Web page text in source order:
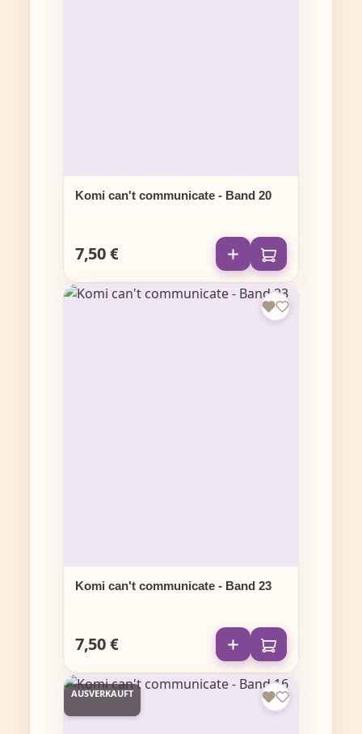
Komi can't communicate - Band 20
Regulärer Preis:
7,50 €
Komi can't communicate - Band 23
Regulärer Preis:
7,50 €
AUSVERKAUFT